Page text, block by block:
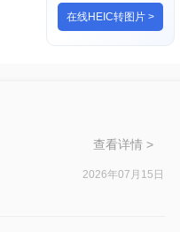
在线HEIC转图片 >
查看详情 >
2026年07月15日